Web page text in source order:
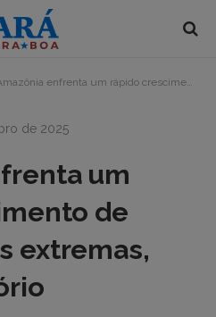
enfrenta um rápido crescimento de temperaturas extremas, aponta relatório
de 2025
um
de
extremas,